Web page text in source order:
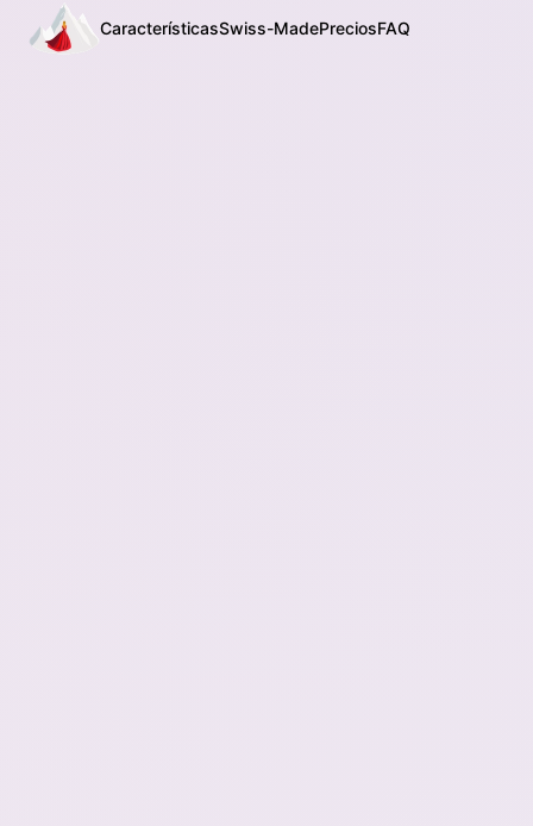
CaracterísticasSwiss-MadePreciosFAQ